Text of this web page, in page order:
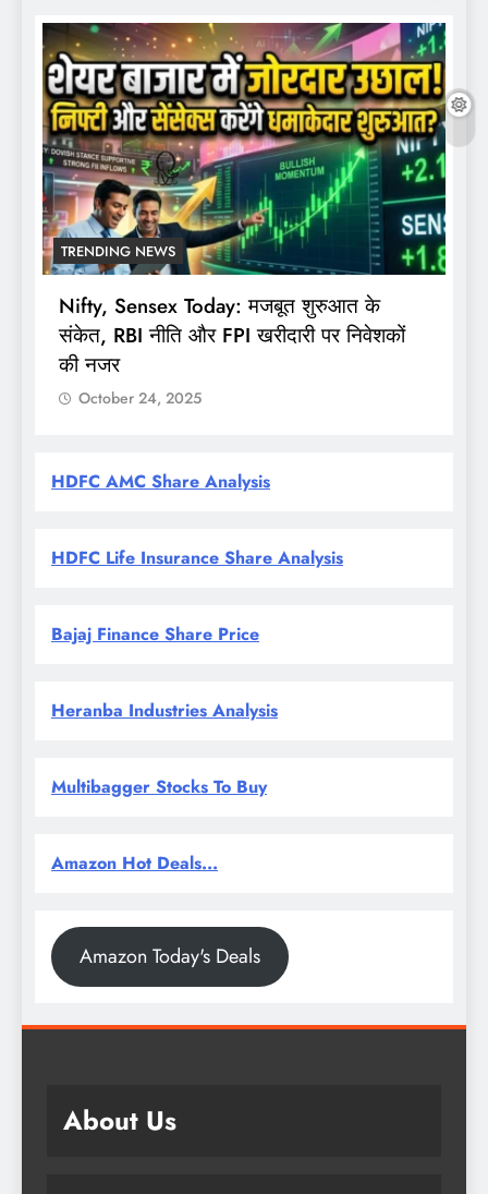
TRENDING NEWS
Nifty, Sensex Today: मजबूत शुरुआत के
संकेत, RBI नीति और FPI खरीदारी पर निवेशकों
की नजर
October 24, 2025
HDFC AMC Share Analysis
HDFC Life Insurance Share Analysis
Bajaj Finance Share Price
Heranba Industries Analysis
Multibagger Stocks To Buy
Amazon Hot Deals...
Amazon Today's Deals
About Us